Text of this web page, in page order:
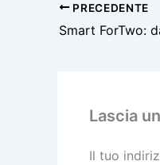
PRECEDENTE
Smart ForTwo:
Lascia
Il tuo